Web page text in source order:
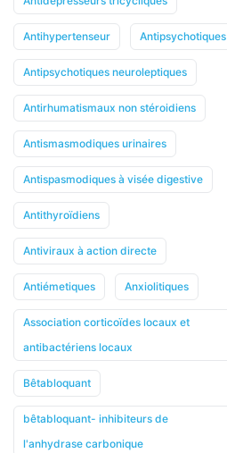
Antihypertenseur Antipsychotiques
Antipsychotiques neuroleptiques
Antirhumatismaux non stéroidiens
Antismasmodiques urinaires
Antispasmodiques à visée digestive
Antithyroïdiens
Antiviraux à action directe
Antiémetiques Anxiolitiques
Association corticoïdes locaux et
antibactériens locaux
Bêtabloquant
bêtabloquant- inhibiteurs de
l'anhydrase carbonique